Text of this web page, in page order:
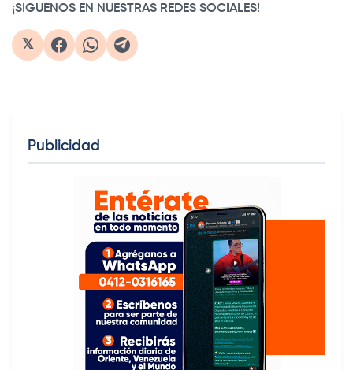
¡SIGUENOS EN NUESTRAS REDES SOCIALES!
𝕏
Publicidad